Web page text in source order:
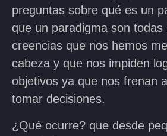
preguntas sobre qué es un
que un paradigma son todas
creencias que nos hemos
cabeza y que nos impiden
objetivos ya que nos frenan
tomar decisiones.
¿Qué ocurre? que desde